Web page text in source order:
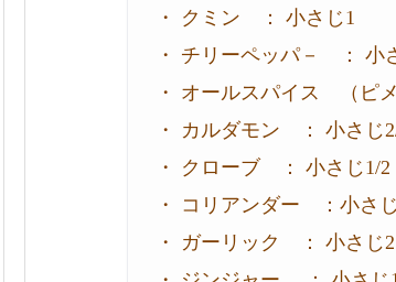
・ クミン ： 小さじ1
・ チリーペッパ－ ： 小
・ オールスパイス （ピ
・ カルダモン ： 小さじ
・ クローブ ： 小さじ1/2
・ コリアンダー ：小さ
・ ガーリック ： 小さじ2